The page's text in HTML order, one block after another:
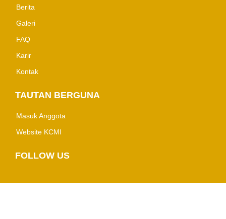
Berita
Galeri
FAQ
Karir
Kontak
TAUTAN BERGUNA
Masuk Anggota
Website KCMI
FOLLOW US